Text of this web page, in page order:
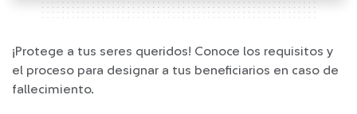
¡Protege a tus seres queridos! Conoce los requisitos y
el proceso para designar a tus beneficiarios en caso de
fallecimiento.